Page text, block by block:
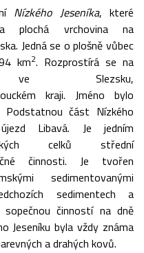
Nízkého Jeseníka, které
plochá vrchovina na
Jedná se o plošně vůbec
km2. Rozprostírá se na
Slezsku,
kraji. Jméno bylo
Podstatnou část Nízkého
Libavá. Je jedním
celků střední
činnosti. Je tvořen
sedimentovanými
sedimentech a
sopečnou činností na dně
Jeseníku byla vždy známa
a drahých kovů.